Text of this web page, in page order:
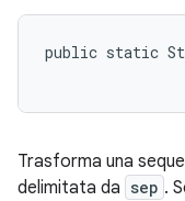
public static
Trasforma una
delimitata da sep .